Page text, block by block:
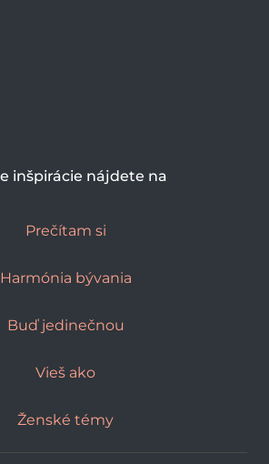
inšpirácie nájdete na
Prečítam si
Harmónia bývania
Buď jedinečnou
Vieš ako
Ženské témy